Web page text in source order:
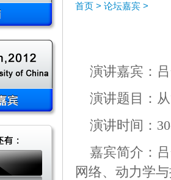
首页 > 论坛嘉宾 >
演讲嘉宾：
演讲题目：
演讲时间：
嘉宾简介：
网络、动力学